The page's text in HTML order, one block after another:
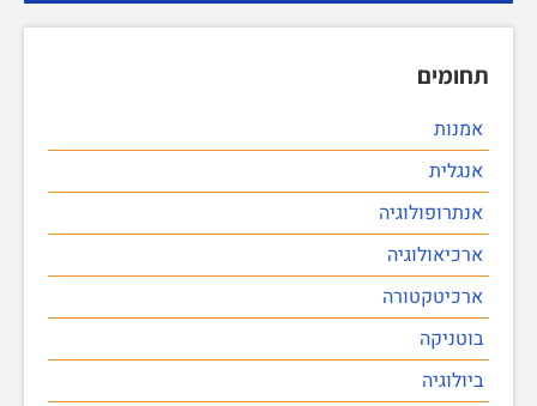
תחומים
אמנות
אנגלית
אנתרופולוגיה
ארכיאולוגיה
ארכיטקטורה
בוטניקה
ביולוגיה